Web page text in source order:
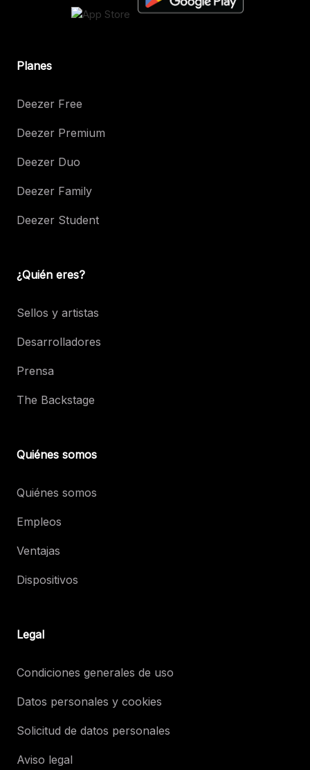
Planes
Deezer Free
Deezer Premium
Deezer Duo
Deezer Family
Deezer Student
¿Quién eres?
Sellos y artistas
Desarrolladores
Prensa
The Backstage
Quiénes somos
Quiénes somos
Empleos
Ventajas
Dispositivos
Legal
Condiciones generales de uso
Datos personales y cookies
Solicitud de datos personales
Aviso legal